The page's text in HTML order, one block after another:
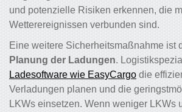
und potenzielle Risiken erkennen, die
Wetterereignissen verbunden sind.
Eine weitere Sicherheitsmaßnahme ist
Planung der Ladungen.
Ladesoftware wie EasyCargo die
Verladungen planen und die
LKWs einsetzen. Wenn weniger LKWs